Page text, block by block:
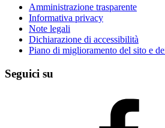
Amministrazione trasparente
Informativa privacy
Note legali
Dichiarazione di accessibilità
Piano di miglioramento del sito e
Seguici su